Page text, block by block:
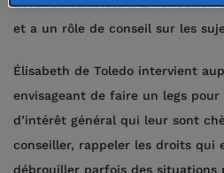
devenue bénévole à la Fondation
et a un rôle de conseil sur les
Élisabeth de Toledo intervient
envisageant de faire un legs pour
d’intérêt général qui leur sont
conseiller, rappeler les droits qui
débrouiller parfois des situations